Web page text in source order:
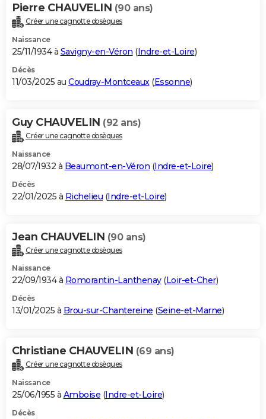
Bricolage
Lifestyle
Culture
Sport
Auto
Television
Voyage
Cinema
Pierre CHAUVELIN (90 ans)
Créer une cagnotte obsèques
Naissance
25/11/1934 à Savigny-en-Véron (Indre-et-Loire)
Décès
11/03/2025 au Coudray-Montceaux(Essonne)
Guy CHAUVELIN (92 ans)
Créer une cagnotte obsèques
Naissance
28/07/1932 à Beaumont-en-Véron (Indre-et-Loire)
Décès
22/01/2025 à Richelieu (Indre-et-Loire)
Jean CHAUVELIN (90 ans)
Créer une cagnotte obsèques
Naissance
22/09/1934 à Romorantin-Lanthenay(Loir-et-Cher)
Décès
13/01/2025 à Brou-sur-Chantereine (Seine-et-Marne)
Christiane CHAUVELIN (69 ans)
Créer une cagnotte obsèques
Naissance
25/06/1955 à Amboise (Indre-et-Loire)
Décès